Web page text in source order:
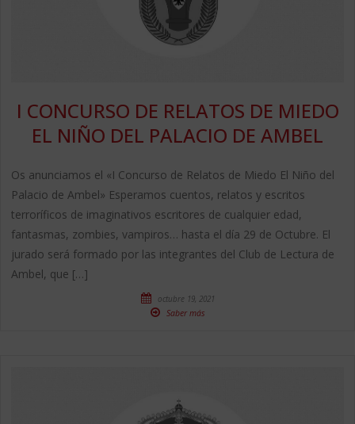
I CONCURSO DE RELATOS DE MIEDO
EL NIÑO DEL PALACIO DE AMBEL
Os anunciamos el «I Concurso de Relatos de Miedo El Niño del
Palacio de Ambel» Esperamos cuentos, relatos y escritos
terroríficos de imaginativos escritores de cualquier edad,
fantasmas, zombies, vampiros… hasta el día 29 de Octubre. El
jurado será formado por las integrantes del Club de Lectura de
Ambel, que […]
octubre 19, 2021
Saber más